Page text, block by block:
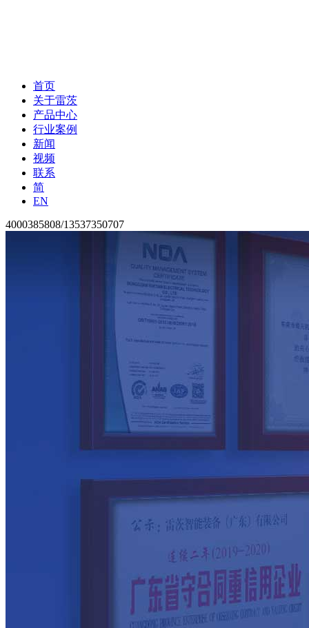
首页
关于雷茨
产品中心
行业案例
新闻
视频
联系
简
EN
4000385808/13537350707